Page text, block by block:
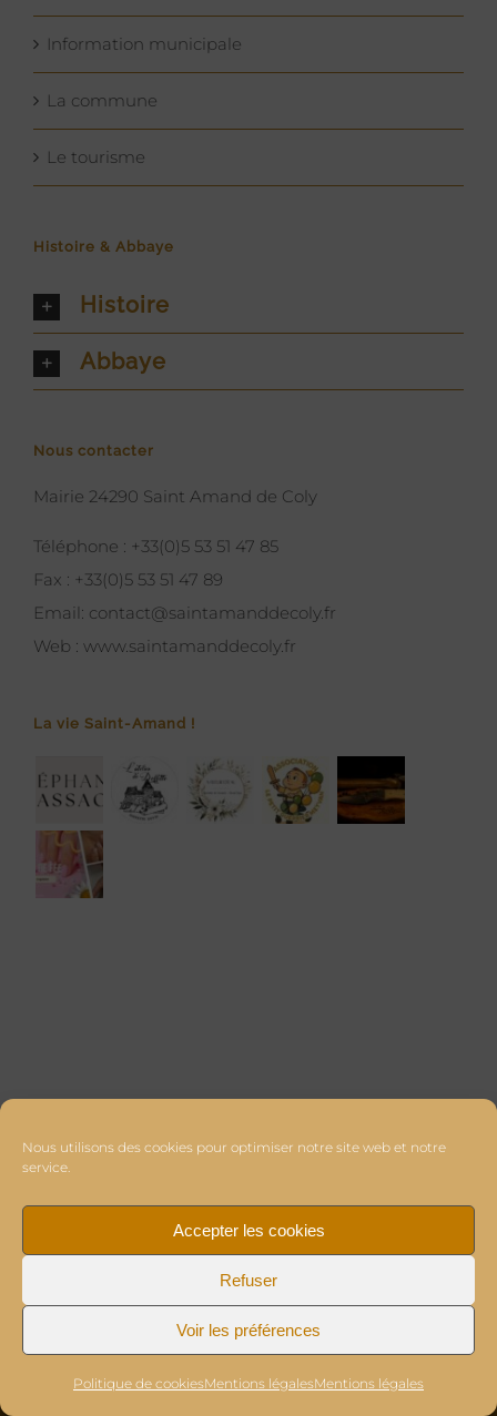
Nous utilisons des cookies pour optimiser notre site web et notre
service.
Accepter les cookies
Refuser
Voir les préférences
Politique de cookiesMentions légalesMentions légales
Information municipale
La commune
Le tourisme
Histoire & Abbaye
Histoire
Abbaye
Nous contacter
Mairie 24290 Saint Amand de Coly
Téléphone : +33(0)5 53 51 47 85
Fax : +33(0)5 53 51 47 89
Email: contact@saintamanddecoly.fr
Web : www.saintamanddecoly.fr
La vie Saint-Amand !